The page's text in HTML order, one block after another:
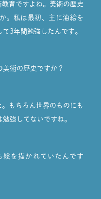
育ですよね。美術の歴史
。私は最初、主に油絵を
3年間勉強したんです。
術の歴史ですか？
もちろん世界のものにも
強してないですね。
絵を描かれていたんです